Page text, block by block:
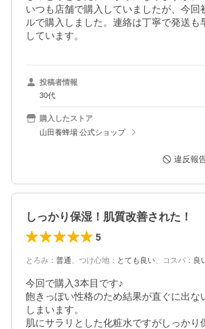
いつも店舗で購入していましたが、今回
ルで購入しました。連絡は丁寧で発送も
しています。
投稿者情報
30代
購入したストア
山田養蜂場 公式ショップ
違反報
しっかり保湿！肌質改善された！
5
とろみ ： 普通 つけ心地 ： とても良い コスパ ： 良
今回で購入3本目です♪
飽きっぽい性格のため結果が直ぐに出な
しまいます。
肌にサラリとした化粧水ですがしっかり